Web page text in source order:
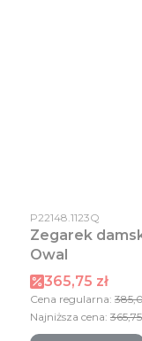
Kod produktu
P22148.1123Q
Zegarek
Owal
Cena
365,75 zł
Cena regularna:
Najniższa cena: